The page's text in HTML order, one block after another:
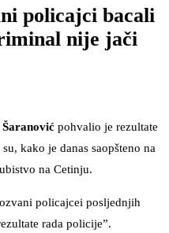
policajci bacali
nije jači
pohvalio je rezultate
kako je danas saopšteno na
na Cetinju.
policajcei posljednjih
rada policije”.